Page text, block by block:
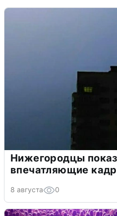
Нижегородцы
впечатляющие
8 августа 0